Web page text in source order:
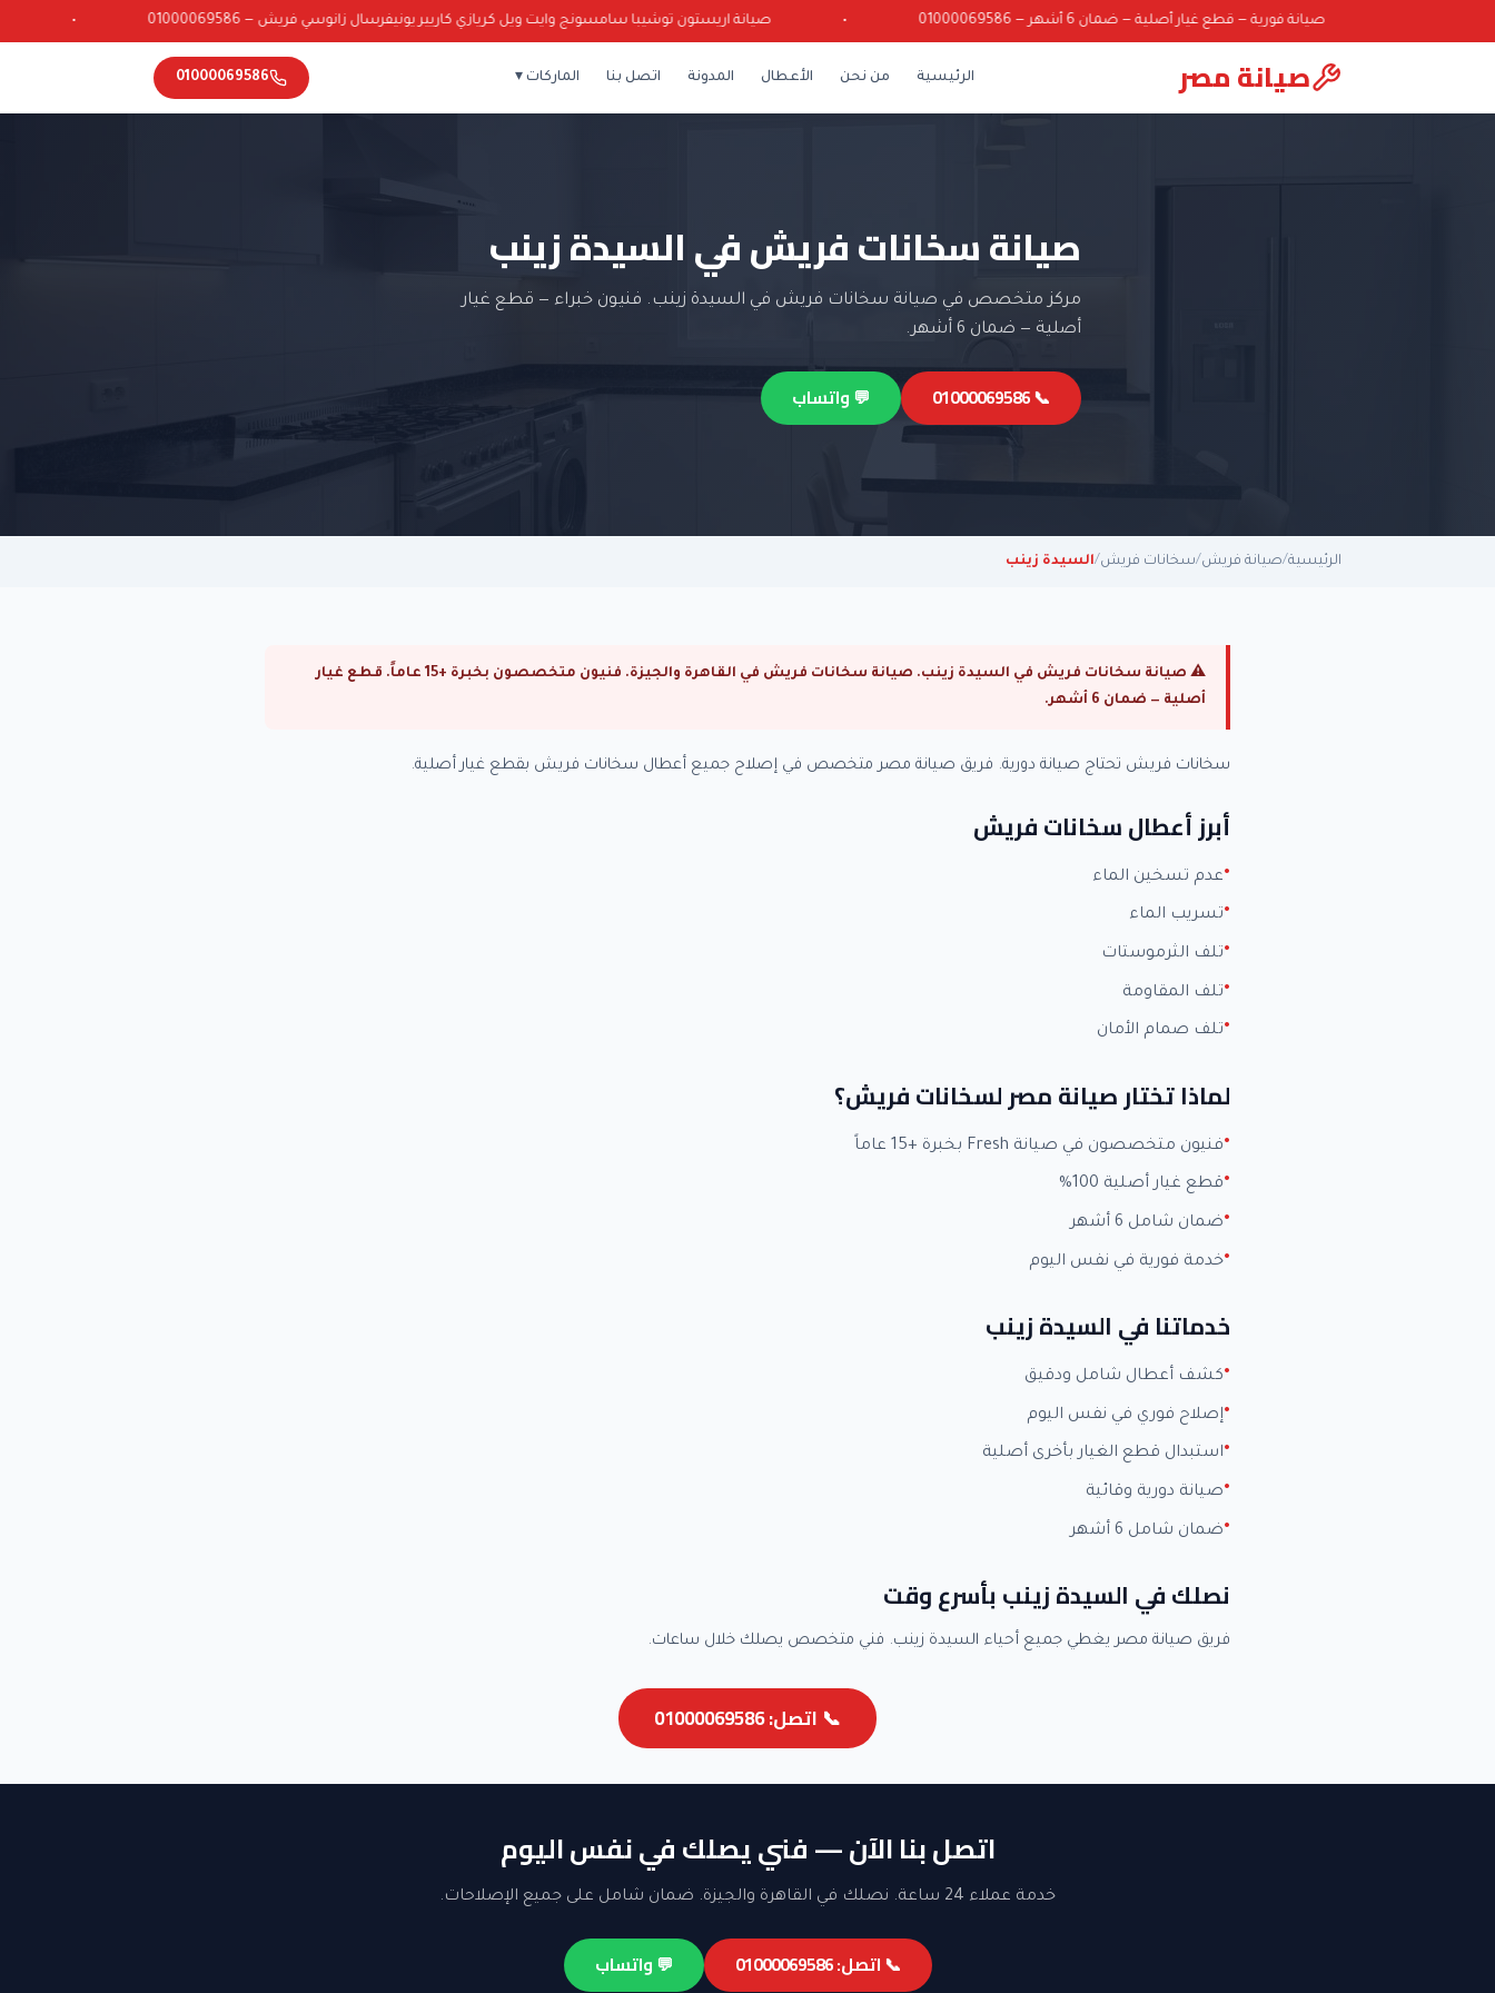
صيانة فورية — قطع غيار أصلية — ضمان 6 أشهر — 01000069586 صيانة اريستون توشيبا سامسونج وايت ويل كريازي كاريير يونيفرسال زانوسي فريش — 01000069586
صيانة مصر الرئيسية من نحن الأعطال المدونة اتصل بنا الماركات ▾ 01000069586
صيانة سخانات فريش في السيدة زينب
مركز متخصص في صيانة سخانات فريش في السيدة زينب. فنيون خبراء — قطع غيار
أصلية — ضمان 6 أشهر.
📞 01000069586 💬 واتساب
الرئيسية/صيانة فريش/سخانات فريش/السيدة زينب
⚠ صيانة سخانات فريش في السيدة زينب. صيانة سخانات فريش في القاهرة والجيزة. فنيون متخصصون بخبرة +15 عاماً. قطع غيار
أصلية — ضمان 6 أشهر.
سخانات فريش تحتاج صيانة دورية. فريق صيانة مصر متخصص في إصلاح جميع أعطال سخانات فريش بقطع غيار أصلية.
أبرز أعطال سخانات فريش
عدم تسخين الماء
تسريب الماء
تلف الثرموستات
تلف المقاومة
تلف صمام الأمان
لماذا تختار صيانة مصر لسخانات فريش؟
فنيون متخصصون في صيانة Fresh بخبرة +15 عاماً
قطع غيار أصلية 100%
ضمان شامل 6 أشهر
خدمة فورية في نفس اليوم
خدماتنا في السيدة زينب
كشف أعطال شامل ودقيق
إصلاح فوري في نفس اليوم
استبدال قطع الغيار بأخرى أصلية
صيانة دورية وقائية
ضمان شامل 6 أشهر
نصلك في السيدة زينب بأسرع وقت
فريق صيانة مصر يغطي جميع أحياء السيدة زينب. فني متخصص يصلك خلال ساعات.
📞 اتصل: 01000069586
اتصل بنا الآن — فني يصلك في نفس اليوم
خدمة عملاء 24 ساعة. نصلك في القاهرة والجيزة. ضمان شامل على جميع الإصلاحات.
📞 اتصل: 01000069586 💬 واتساب